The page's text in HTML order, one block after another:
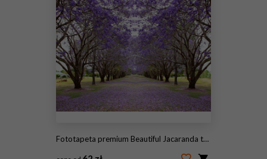
Fototapeta premium Beautiful Jacaranda trees in New Farm Park, Queensland, Australia